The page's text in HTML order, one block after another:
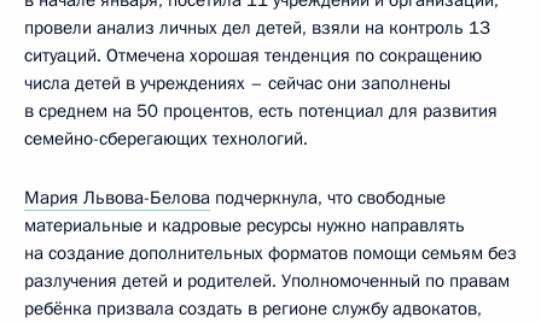
провели анализ личных дел детей, взяли на контроль 13
ситуаций. Отмечена хорошая тенденция по сокращению
числа детей в учреждениях – сейчас они заполнены
в среднем на 50 процентов, есть потенциал для развития
семейно-сберегающих технологий.
Мария Львова-Белова подчеркнула, что свободные
материальные и кадровые ресурсы нужно направлять
на создание дополнительных форматов помощи семьям без
разлучения детей и родителей. Уполномоченный по правам
ребёнка призвала создать в регионе службу адвокатов,